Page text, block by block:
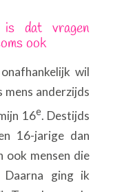
is dat vragen
ook
wil
anderzijds
16e. Destijds
16-jarige dan
ook mensen die
Daarna ging ik